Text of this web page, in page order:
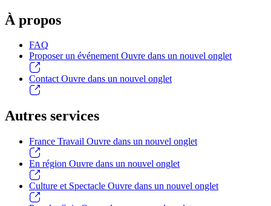
À propos
FAQ
Proposer un événementOuvre dans un nouvel onglet
Contact Ouvre dans un nouvel onglet
Autres services
France Travail Ouvre dans un nouvel onglet
En région Ouvre dans un nouvel onglet
Culture et Spectacle Ouvre dans un nouvel onglet